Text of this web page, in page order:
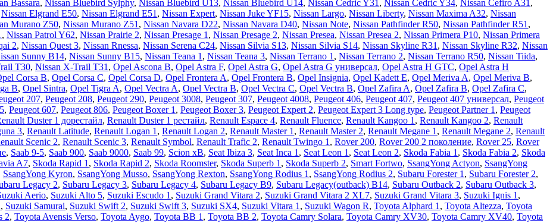
Bassara, Nissan Bluebird Sylphy, Nissan Bluebird U13, Nissan Bluebird U14, Nissan Cedric Y31 , Nissan Cedric Y34, Nissan Cefiro A31 ,
Nissan Elgrand E50, Nissan Elgrand E51 , Nissan Expert, Nissan Juke YF15, Nissan Largo, Nissan Liberty, Nissan Maxima A32, Nissan
Murano Z50, Nissan Murano Z51 , Nissan Navara D22, Nissan Navara D40, Nissan Note, Nissan Pathfinder R50, Nissan Pathfinder R51 ,
, Nissan Patrol Y62, Nissan Prairie 2, Nissan Presage 1 , Nissan Presage 2, Nissan Presea, Nissan Presea 2, Nissan Primera P10, Nissan Primera
2, Nissan Quest 3, Nissan Rnessa, Nissan Serena C24, Nissan Silvia S13, Nissan Silvia S14, Nissan Skyline R31 , Nissan Skyline R32, Nissan
Sunny B14, Nissan Sunny B15, Nissan Teana 1 , Nissan Teana 3, Nissan Terrano 1 , Nissan Terrano 2, Nissan Terrano R50, Nissan Tiida,
T30, Nissan X-Trail T31 , Opel Ascona B, Opel Astra F, Opel Astra G, Opel Astra G универсал, Opel Astra H GTC, Opel Astra H
Corsa B, Opel Corsa C, Opel Corsa D, Opel Frontera A, Opel Frontera B, Opel Insignia, Opel Kadett E, Opel Meriva A, Opel Meriva B,
B, Opel Sintra, Opel Tigra A, Opel Vectra A, Opel Vectra B, Opel Vectra C, Opel Vectra В, Opel Zafira A, Opel Zafira B, Opel Zafira C,
207, Peugeot 208, Peugeot 290, Peugeot 3008, Peugeot 307, Peugeot 4008, Peugeot 406, Peugeot 407, Peugeot 407 универсал, Peugeot
, Peugeot 607, Peugeot 806, Peugeot Boxer 1 , Peugeot Boxer 3, Peugeot Expert 2, Peugeot Expert 3 Long type, Peugeot Partner 1 , Peugeot
Duster 1 дорестайл, Renault Duster 1 рестайл, Renault Espace 4, Renault Fluence, Renault Kangoo 1 , Renault Kangoo 2, Renault
3, Renault Latitude, Renault Logan 1 , Renault Logan 2, Renault Master 1 , Renault Master 2, Renault Megane 1 , Renault Megane 2, Renault
Scenic 2, Renault Scenic 3, Renault Symbol, Renault Trafic 2, Renault Twingo 1 , Rover 200, Rover 200 2 поколение, Rover 25, Rover
, Saab 9-5, Saab 900, Saab 9000, Saab 99, Scion xB, Seat Ibiza 3, Seat Inca 1 , Seat Leon 1 , Seat Leon 2, Skoda Fabia 1 , Skoda Fabia 2, Skoda
A7, Skoda Rapid 1 , Skoda Rapid 2, Skoda Roomster, Skoda Superb 1 , Skoda Superb 2, Smart Fortwo, SsangYong Actyon, SsangYong
SsangYong Kyron, SsangYong Musso, SsangYong Rexton, SsangYong Rodius 1 , SsangYong Rodius 2, Subaru Forester 1 , Subaru Forester 2,
Legacy 2, Subaru Legacy 3, Subaru Legacy 4, Subaru Legacy B9, Subaru Legacy(outback) B14, Subaru Outback 2, Subaru Outback 3,
Aerio, Suzuki Alto 5, Suzuki Escudo 1 , Suzuki Grand Vitara 2, Suzuki Grand Vitara 2 XL7, Suzuki Grand Vitara 3, Suzuki Ignis 1 ,
, Suzuki Samurai, Suzuki Swift 2, Suzuki Swift 3, Suzuki SX4, Suzuki Vitara 1 , Suzuki Wagon R, Toyota Alphard 1 , Toyota Altezza, Toyota
2, Toyota Avensis Verso, Toyota Aygo, Toyota BB 1 , Toyota BB 2, Toyota Camry Solara, Toyota Camry XV30, Toyota Camry XV40, Toyota